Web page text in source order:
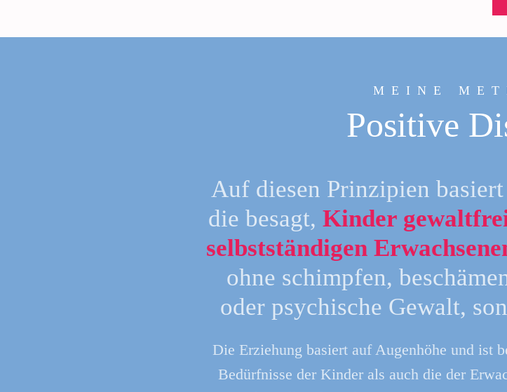
MEINE
Positive
Auf diesen Prinzipien
die besagt, Kinder
selbstständigen
ohne schimpfen,
oder psychische Gewalt,
Die Erziehung basiert auf Augenhöhe und ist
Bedürfnisse der Kinderals auch die der